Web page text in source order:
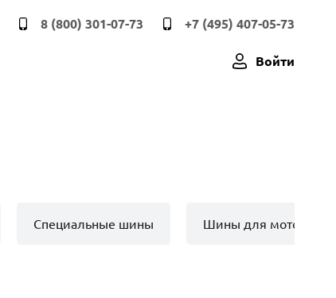
+7 (495) 407-05-73
8 (800) 301-07-73
Войти
Специальные шины Шины для мото